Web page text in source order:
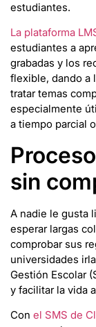
estudiantes.
La plataforma
estudiantes a
grabadas y los
flexible, dando a
tratar temas
especialmente
a tiempo parcial
sin
A nadie le gusta
esperar largas
comprobar sus
universidades
Gestión Escolar
y facilitar la vida
Con el SMS de